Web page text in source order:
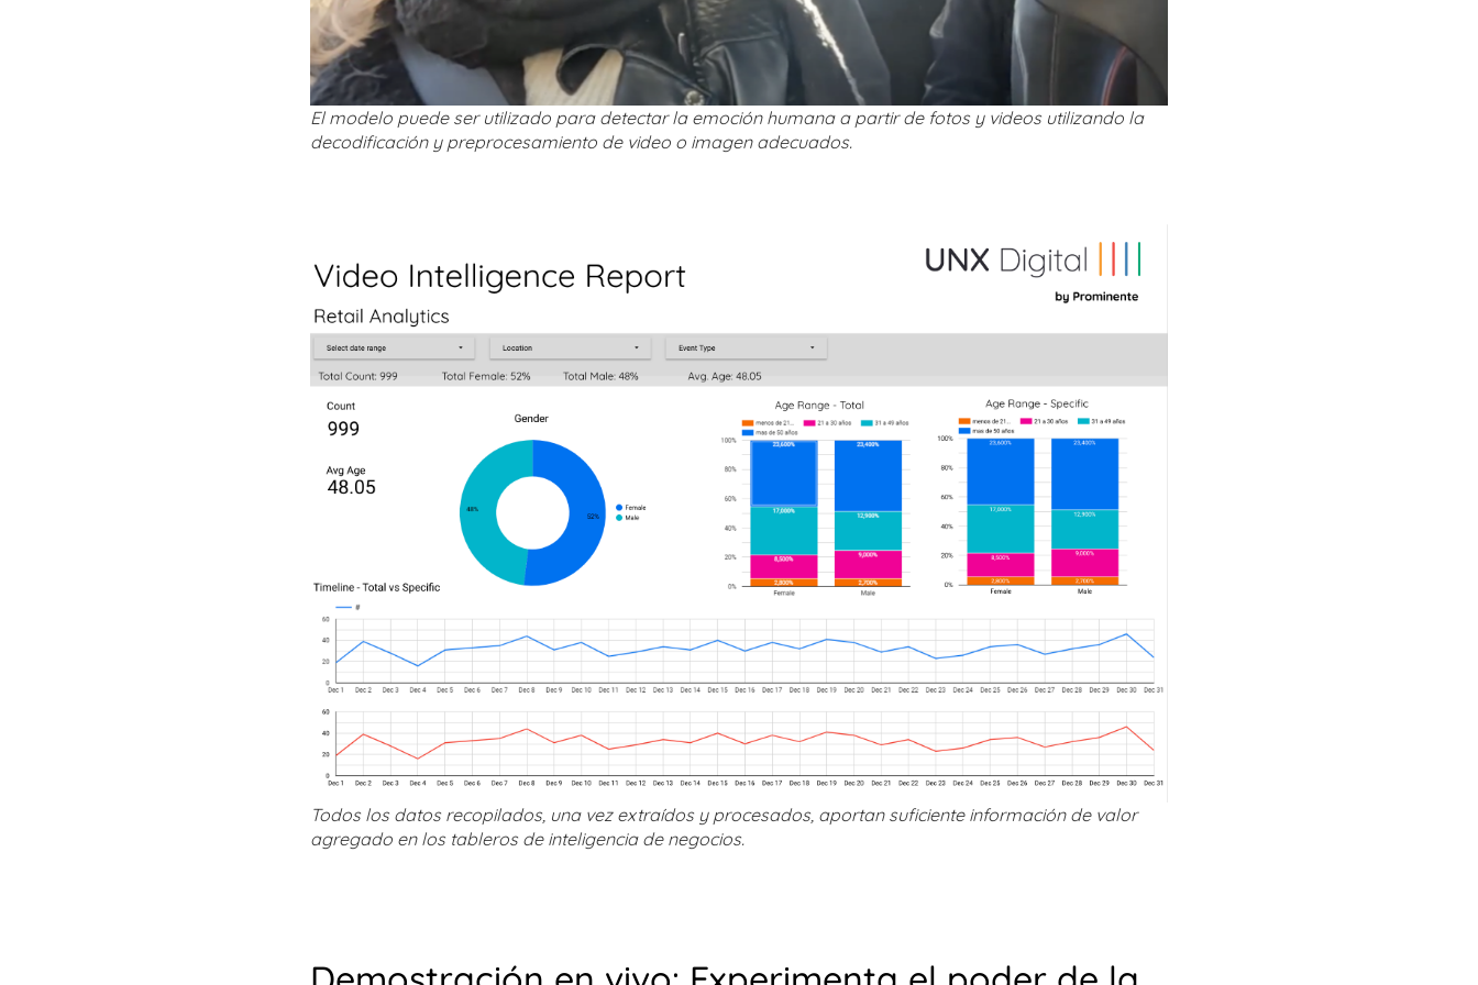
El modelo puede ser utilizado para detectar la emoción humana a partir de fotos y videos utilizando la
decodificación y preprocesamiento de video o imagen adecuados.
Todos los datos recopilados, una vez extraídos y procesados, aportan suficiente información de valor
agregado en los tableros de inteligencia de negocios.